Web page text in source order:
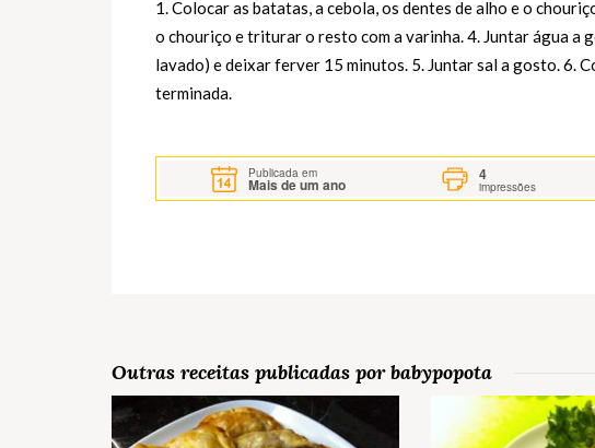
1. Colocar as batatas, a cebola, os dentes de alho e o
o chouriço e triturar o resto com a varinha. 4. Juntar água a
lavado) e deixar ferver 15 minutos. 5. Juntar sal a gosto. 6.
terminada.
Publicada em
Mais de um ano
4
impressões
Outras receitas publicadas por babypopota